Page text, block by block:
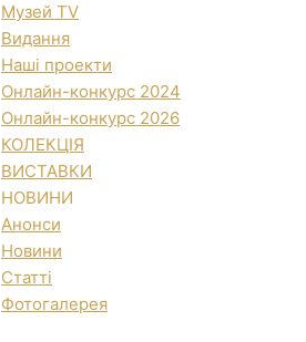
Музей TV
Видання
Наші проекти
Онлайн-конкурс 2024
Онлайн-конкурс 2026
КОЛЕКЦІЯ
ВИСТАВКИ
НОВИНИ
Анонси
Новини
Статті
Фотогалерея